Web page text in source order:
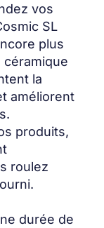
vos
SL
plus
la
améliorent
produits,
roulez
durée de